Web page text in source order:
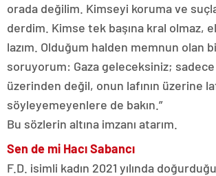
orada değilim. Kimseyi koruma ve
derdim. Kimse tek başına kral olmaz,
lazım. Olduğum halden memnun olan
soruyorum: Gaza geleceksiniz; sadece
üzerinden değil, onun lafının üzerine
söyleyemeyenlere de bakın.”
Bu sözlerin altına imzanı atarım.
Sen de mi Hacı Sabancı
F.D. isimli kadın 2021 yılında